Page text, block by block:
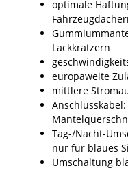
optimale
Lackkratzern
europaweite
mittlere
Tag-/Nacht-
nur für blaues
Umschaltung